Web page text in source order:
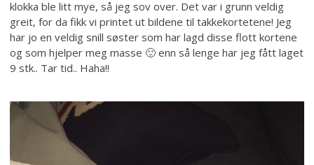
klokka ble litt mye, så jeg sov over. Det var i grunn veldig
greit, for da fikk vi printet ut bildene til takkekortetene! Jeg
har jo en veldig snill søster som har lagd disse flott kortene
og som hjelper meg masse 🙂 enn så lenge har jeg fått laget
9 stk.. Tar tid.. Haha!!